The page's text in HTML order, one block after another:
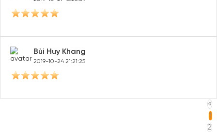
Bùi Huy Khang
2019-10-24 21:21:25
«
1
2